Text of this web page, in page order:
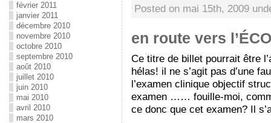
Posted on mai 15th, 2009
en route vers
Ce titre de billet pourrait être
hélas! il ne s’agit pas d’une
l’examen clinique objectif
examen …… fouille-moi,
ce donc que cet examen? Il
février 2011
janvier 2011
décembre 2010
novembre 2010
octobre 2010
septembre 2010
août 2010
juillet 2010
juin 2010
mai 2010
avril 2010
mars 2010